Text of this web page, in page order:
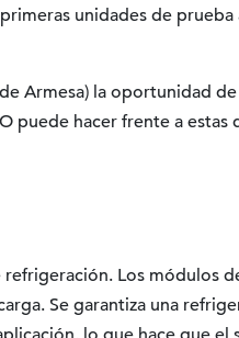
unidades de prueba
Armesa) la oportunidad
puede hacer frente a estas
Los módulos
Se garantiza una